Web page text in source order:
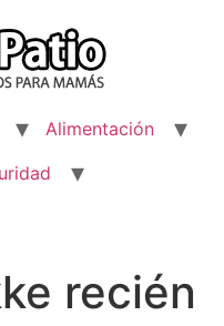
Alimentación
recién